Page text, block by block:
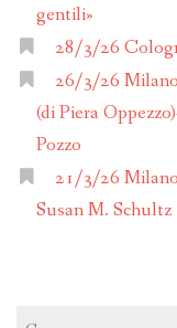
gentili»
28/3/26
26/3/26 Milano
(di Piera
Pozzo
21/3/26
Susan M. Schultz